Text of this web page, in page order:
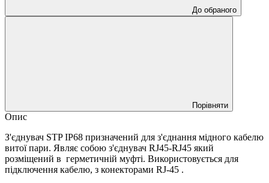
До обраного
Порівняти
Опис
З'єднувач STP IP68 призначений для з'єднання мідного кабелю
витої пари. Являє собою з'єднувач RJ45-RJ45 який
розміщений в герметичній муфті. Використовується для
підключення кабелю, з конекторами RJ-45 .